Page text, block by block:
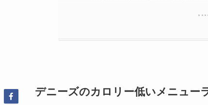
デニーズのカロリー低いメニュー